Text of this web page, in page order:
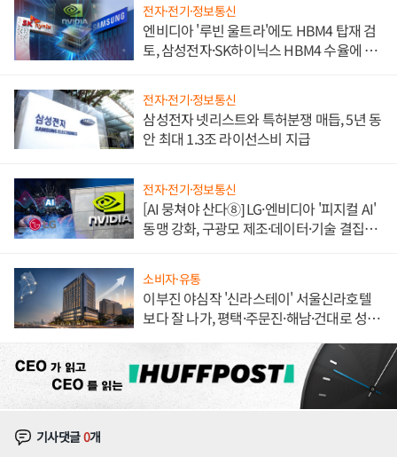
전자·전기·정보통신
엔비디아 '루빈 울트라'에도 HBM4 탑재 검
토, 삼성전자·SK하이닉스 HBM4 수율에 주
전자·전기·정보통신
삼성전자 넷리스트와 특허분쟁 매듭, 5년 동
안 최대 1.3조 라이선스비 지급
전자·전기·정보통신
[AI 뭉쳐야 산다⑧] LG·엔비디아 '피지컬 AI'
동맹 강화, 구광모 제조·데이터·기술 결집
소비자·유통
이부진 야심작 '신라스테이' 서울신라호텔
보다 잘 나가, 평택·주문진·해남·건대로 성
기사댓글0개